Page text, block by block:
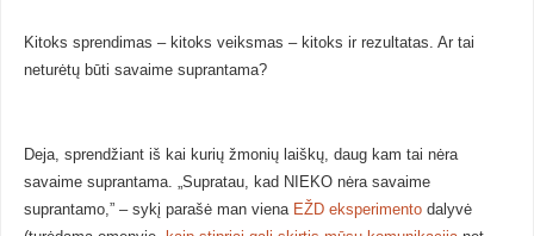
Kitoks sprendimas – kitoks veiksmas – kitoks ir rezultatas. Ar tai
neturėtų būti savaime suprantama?
Deja, sprendžiant iš kai kurių žmonių laiškų, daug kam tai nėra
savaime suprantama. „Supratau, kad NIEKO nėra savaime
suprantamo,” – sykį parašė man viena EŽD eksperimentodalyvė